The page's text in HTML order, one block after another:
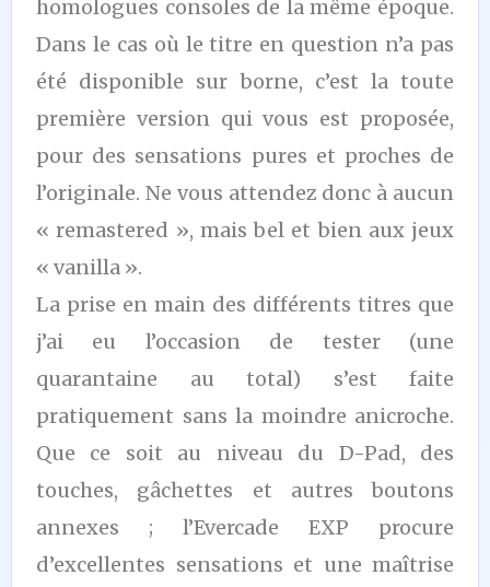
homologues consoles de la même époque.
Dans le cas où le titre en question n’a pas
été disponible sur borne, c’est la toute
première version qui vous est proposée,
pour des sensations pures et proches de
l’originale. Ne vous attendez donc à aucun
« remastered », mais bel et bien aux jeux
« vanilla ».
La prise en main des différents titres que
j’ai eu l’occasion de tester (une
quarantaine au total) s’est faite
pratiquement sans la moindre anicroche.
Que ce soit au niveau du D-Pad, des
touches, gâchettes et autres boutons
annexes ; l’Evercade EXP procure
d’excellentes sensations et une maîtrise